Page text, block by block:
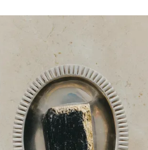
تم تغيير الصورة إلى 1 من 5